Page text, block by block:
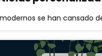
se han cansado